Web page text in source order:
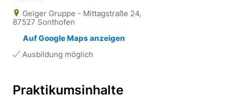
Geiger Gruppe - Mittagstraße 24,
87527 Sonthofen
Auf Google Maps anzeigen
Ausbildung möglich
Praktikumsinhalte